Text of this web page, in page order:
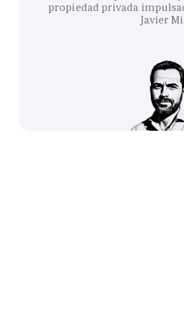
propiedad privada
Javier